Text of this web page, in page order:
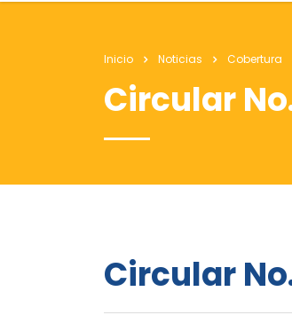
Inicio Noticias Cobertura
Circular
Circular